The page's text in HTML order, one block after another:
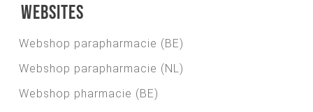
Websites
Webshop parapharmacie (BE)
Webshop parapharmacie (NL)
Webshop pharmacie (BE)